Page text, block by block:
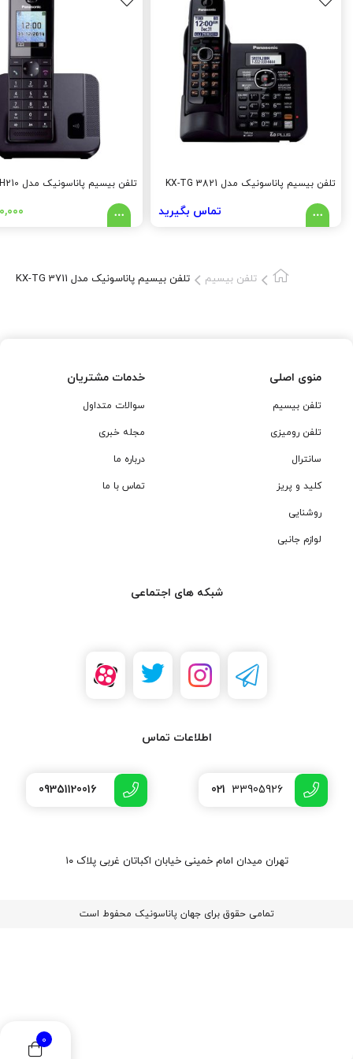
تلفن بیسیم پاناسونیک مدل KX-TG 3821
تماس بگیرید
تلفن بیسیم پاناسونیک مدل KX-TGH210
تلفن بیسیم تلفن بیسیم پاناسونیک مدل KX-TG 3711
0
منوی اصلی
تلفن بیسیم
تلفن رومیزی
سانترال
کلید و پریز
روشنایی
لوازم جانبی
خدمات مشتریان
سوالات متداول
مجله خبری
درباره ما
تماس با ما
شبکه های اجتماعی
اطلاعات تماس
021 33905926
09351120016
تهران میدان امام خمینی خیابان اکباتان غربی پلاک ۱۰
تمامی حقوق برای جهان پاناسونیک محفوط است